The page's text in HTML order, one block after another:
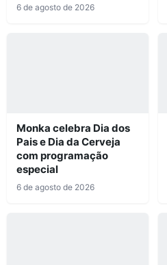
6 de agosto de 2026
Monka celebra Dia dos
Pais e Dia da Cerveja
com programação
especial
6 de agosto de 2026